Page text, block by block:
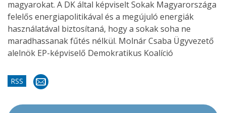
magyarokat. A DK által képviselt Sokak Magyarországa
felelős energiapolitikával és a megújuló energiák
használatával biztosítaná, hogy a sokak soha ne
maradhassanak fűtés nélkül. Molnár Csaba Ügyvezető
alelnök EP-képviselő Demokratikus Koalíció
RSS